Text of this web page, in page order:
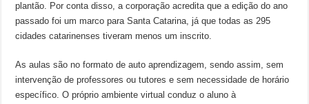
plantão. Por conta disso, a corporação acredita que a edição do ano
passado foi um marco para Santa Catarina, já que todas as 295
cidades catarinenses tiveram menos um inscrito.
As aulas são no formato de auto aprendizagem, sendo assim, sem
intervenção de professores ou tutores e sem necessidade de horário
específico. O próprio ambiente virtual conduz o aluno à